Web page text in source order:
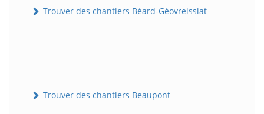
Trouver des chantiers Béard-Géovreissiat
Trouver des chantiers Beaupont